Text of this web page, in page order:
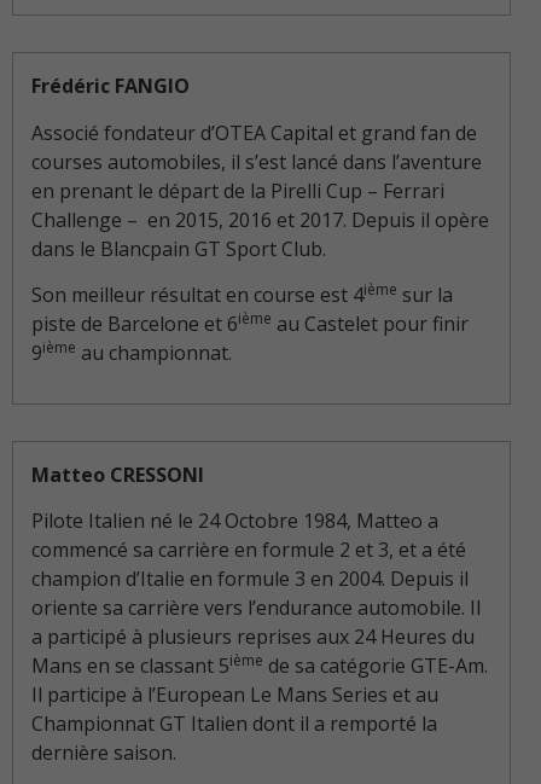
Frédéric FANGIO
Associé fondateur d’OTEA Capital et grand fan de
courses automobiles, il s’est lancé dans l’aventure
en prenant le départ de la Pirelli Cup – Ferrari
Challenge – en 2015, 2016 et 2017. Depuis il opère
dans le Blancpain GT Sport Club.
Son meilleur résultat en course est 4ième sur la
piste de Barcelone et 6ième au Castelet pour finir
9ième au championnat.
Matteo CRESSONI
Pilote Italien né le 24 Octobre 1984, Matteo a
commencé sa carrière en formule 2 et 3, et a été
champion d’Italie en formule 3 en 2004. Depuis il
oriente sa carrière vers l’endurance automobile. Il
a participé à plusieurs reprises aux 24 Heures du
Mans en se classant 5ième de sa catégorie GTE-Am.
Il participe à l’European Le Mans Series et au
Championnat GT Italien dont il a remporté la
dernière saison.